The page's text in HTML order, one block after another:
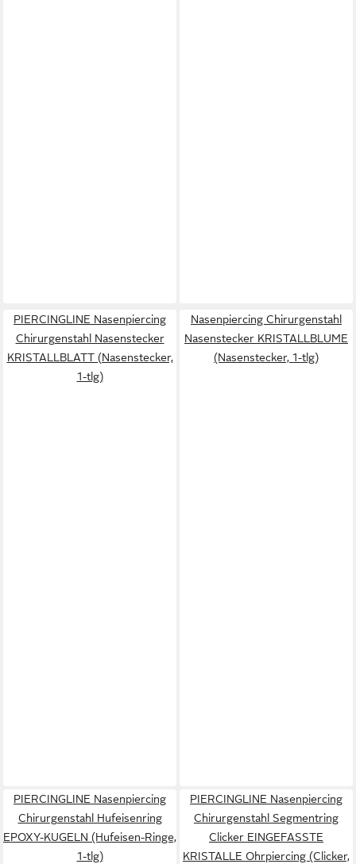
PIERCINGLINE Nasenpiercing
Chirurgenstahl Nasenstecker
KRISTALLBLATT (Nasenstecker,
1-tlg)
Nasenpiercing Chirurgenstahl
Nasenstecker KRISTALLBLUME
(Nasenstecker, 1-tlg)
PIERCINGLINE Nasenpiercing
Chirurgenstahl Hufeisenring
EPOXY-KUGELN (Hufeisen-Ringe,
1-tlg)
PIERCINGLINE Nasenpiercing
Chirurgenstahl Segmentring
Clicker EINGEFASSTE
KRISTALLE Ohrpiercing (Clicker,